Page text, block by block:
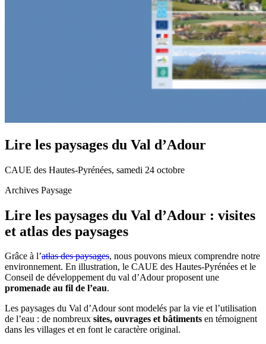
Lire les paysages du Val d’Adour
CAUE des Hautes-Pyrénées, samedi 24 octobre
Archives Paysage
Lire les paysages du Val d’Adour : visites
et atlas des paysages
Grâce à l’atlas des paysages, nous pouvons mieux comprendre notre
environnement. En illustration, le CAUE des Hautes-Pyrénées et le
Conseil de développement du val d’Adour proposent une
promenade au fil de l’eau.
Les paysages du Val d’Adour sont modelés par la vie et l’utilisation
de l’eau : de nombreux sites, ouvrages et bâtiments en témoignent
dans les villages et en font le caractère original.